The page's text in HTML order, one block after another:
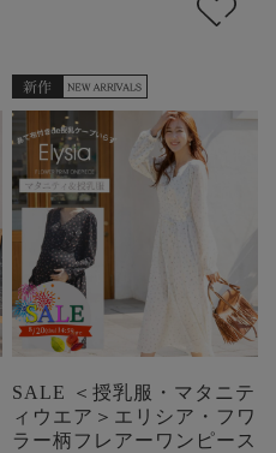
SALE ＜授乳服・マタニテ
ィウエア＞エリシア・フワ
ラー柄フレアーワンピース